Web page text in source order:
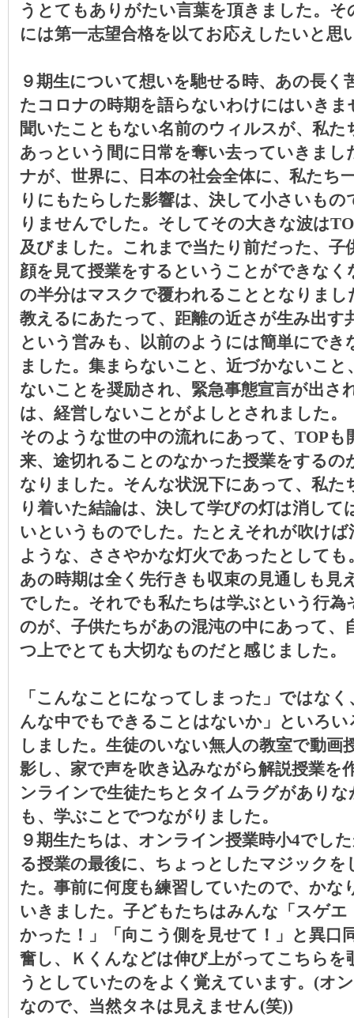
うとてもありがたい言葉を頂きました。そ
には第一志望合格を以てお応えしたいと思
９期生について想いを馳せる時、あの長く
たコロナの時期を語らないわけにはいきま
聞いたこともない名前のウィルスが、私た
あっという間に日常を奪い去っていきまし
ナが、世界に、日本の社会全体に、私たち
りにもたらした影響は、決して小さいもの
りませんでした。そしてその大きな波は
及びました。これまで当たり前だった、子
顔を見て授業をするということができなく
の半分はマスクで覆われることとなりまし
教えるにあたって、距離の近さが生み出す
という営みも、以前のようには簡単にでき
ました。集まらないこと、近づかないこと
ないことを奨励され、緊急事態宣言が出さ
は、経営しないことがよしとされました。
そのような世の中の流れにあって、 TOPも
来、途切れることのなかった授業をするの
なりました。そんな状況下にあって、私た
り着いた結論は、決して学びの灯は消して
いというものでした。たとえそれが吹けば
ような、ささやかな灯火であったとしても
あの時期は全く先行きも収束の見通しも見
でした。それでも私たちは学ぶという行為
のが、子供たちがあの混沌の中にあって、
つ上でとても大切なものだと感じました。
「こんなことになってしまった」ではなく
んな中でもできることはないか」といろい
しました。 生徒のいない無人の教室で動画
影し、家で声を吹き込みながら解説授業を
ンラインで生徒たちとタイムラグがありな
も、学ぶことでつながりました。
９期生たちは、オンライン授業時小4でし
る授業の最後に、ちょっとしたマジックを
た。事前に何度も練習していたので、かな
いきました。子どもたちはみんな「スゲエ
かった！」「向こう側を見せて！」と異口
奮し、Ｋくんなどは伸び上がってこちらを
うとしていたのをよく覚えています。 (オ
なので、当然タネは見えません(笑))